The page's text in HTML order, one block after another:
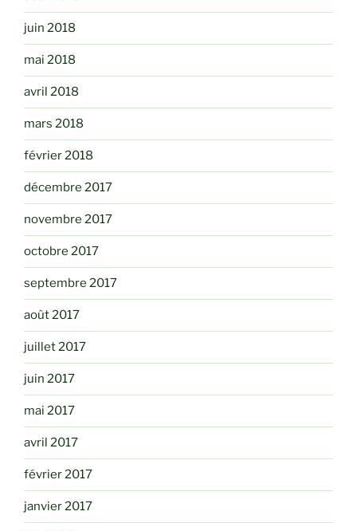
juin 2018
mai 2018
avril 2018
mars 2018
février 2018
décembre 2017
novembre 2017
octobre 2017
septembre 2017
août 2017
juillet 2017
juin 2017
mai 2017
avril 2017
février 2017
janvier 2017